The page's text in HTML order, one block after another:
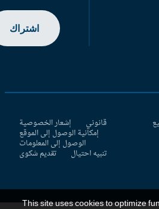
اشتراك
قانوني إشعار الخصوصية
إمكانية الوصول إلى الموقع
الوصول إلى المعلومات
تنبيه احتيال تقديم شكوى
This site uses cookies to